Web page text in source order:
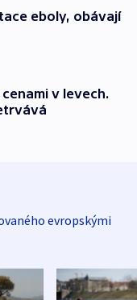
eboly, obávají
v levech.
evropskými